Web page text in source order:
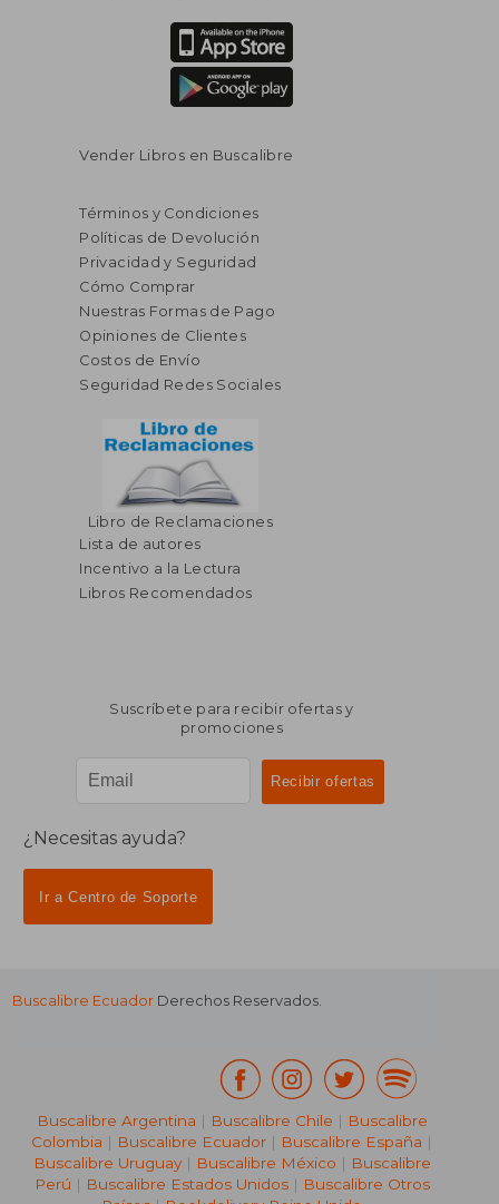
45%
dcto.
$ 307.90
$ 169.34
Vender Libros en Buscalibre
Términos y Condiciones
Políticas de Devolución
Privacidad y Seguridad
Cómo Comprar
Nuestras Formas de Pago
Opiniones de Clientes
Costos de Envío
Seguridad Redes Sociales
Libro de Reclamaciones
Lista de autores
Incentivo a la Lectura
Libros Recomendados
Suscríbete para recibir ofertas y
promociones
¿Necesitas ayuda?
Ir a Centro de Soporte
Buscalibre Ecuador Derechos Reservados.
Buscalibre Argentina | Buscalibre Chile | Buscalibre
Colombia | Buscalibre Ecuador | Buscalibre España |
Buscalibre Uruguay| Buscalibre México | Buscalibre
Perú | Buscalibre Estados Unidos| Buscalibre Otros